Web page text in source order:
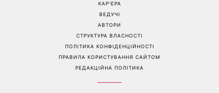
КАР’ЄРА
ВЕДУЧІ
АВТОРИ
СТРУКТУРА ВЛАСНОСТІ
ПОЛІТИКА КОНФІДЕНЦІЙНОСТІ
ПРАВИЛА КОРИСТУВАННЯ САЙТОМ
РЕДАКЦІЙНА ПОЛІТИКА